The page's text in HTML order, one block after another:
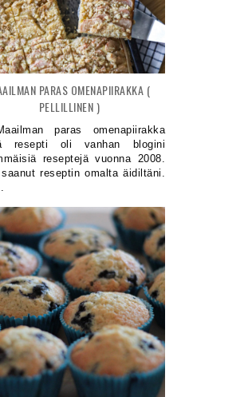
PARAS OMENAPIIRAKKA (
PELLILLINEN )
paras omenapiirakka
resepti oli vanhan blogini
reseptejä vuonna 2008.
reseptin omalta äidiltäni.